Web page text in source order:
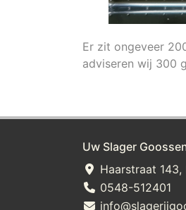
Er zit ongeveer
adviseren wij 300
Uw Slager
Haarstraat 143,
0548-512401